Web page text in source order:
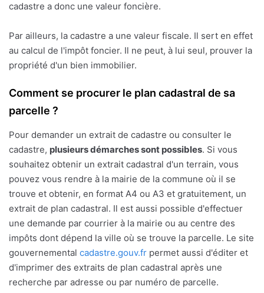
cadastre a donc une valeur foncière.
Par ailleurs, la cadastre a une valeur fiscale. Il sert en effet
au calcul de l'impôt foncier. Il ne peut, à lui seul, prouver la
propriété d'un bien immobilier.
Comment se procurer le plan cadastral de sa
parcelle ?
Pour demander un extrait de cadastre ou consulter le
cadastre, plusieurs démarches sont possibles. Si vous
souhaitez obtenir un extrait cadastral d'un terrain, vous
pouvez vous rendre à la mairie de la commune où il se
trouve et obtenir, en format A4 ou A3 et gratuitement, un
extrait de plan cadastral. Il est aussi possible d'effectuer
une demande par courrier à la mairie ou au centre des
impôts dont dépend la ville où se trouve la parcelle. Le site
gouvernemental cadastre.gouv.fr permet aussi d'éditer et
d'imprimer des extraits de plan cadastral après une
recherche par adresse ou par numéro de parcelle.